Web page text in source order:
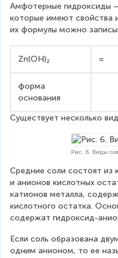
Амфотерные гидроксиды
которые имеют свойства
их формулы можно
Zn(OH)₂ =
форма
основания
Существует несколько
Рис. 6. Виды
Средние соли состоят из
и анионов кислотных
катионов металла,
кислотного остатка.
содержат гидроксид-
Если соль образована
одним анионом, то ее